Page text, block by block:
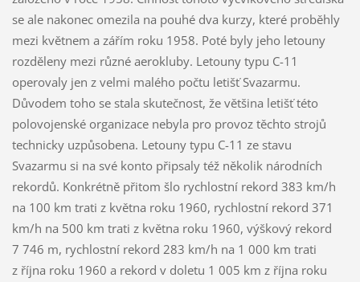
se ale nakonec omezila na pouhé dva kurzy, které proběhly
mezi květnem a zářím roku 1958. Poté byly jeho letouny
rozděleny mezi různé aerokluby. Letouny typu C-11
operovaly jen z velmi malého počtu letišť Svazarmu.
Důvodem toho se stala skutečnost, že většina letišť této
polovojenské organizace nebyla pro provoz těchto strojů
technicky uzpůsobena. Letouny typu C-11 ze stavu
Svazarmu si na své konto připsaly též několik národních
rekordů. Konkrétně přitom šlo rychlostní rekord 383 km/h
na 100 km trati z května roku 1960, rychlostní rekord 371
km/h na 500 km trati z května roku 1960, výškový rekord
7 746 m, rychlostní rekord 283 km/h na 1 000 km trati
z října roku 1960 a rekord v doletu 1 005 km z října roku